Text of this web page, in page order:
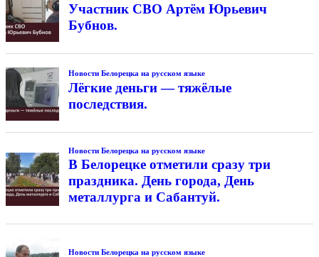
Участник СВО Артём Юрьевич
Бубнов.
Новости Белорецка на русском языке
Лёгкие деньги — тяжёлые
последствия.
Новости Белорецка на русском языке
В Белорецке отметили сразу три
праздника. День города, День
металлурга и Сабантуй.
Новости Белорецка на русском языке